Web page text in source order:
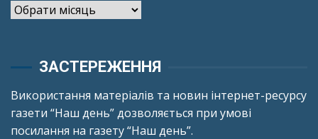
Архіви
ЗАСТЕРЕЖЕННЯ
Використання матеріалів та новин інтернет-ресурсу
газети “Наш день” дозволяється при умові
посилання на газету “Наш день”.